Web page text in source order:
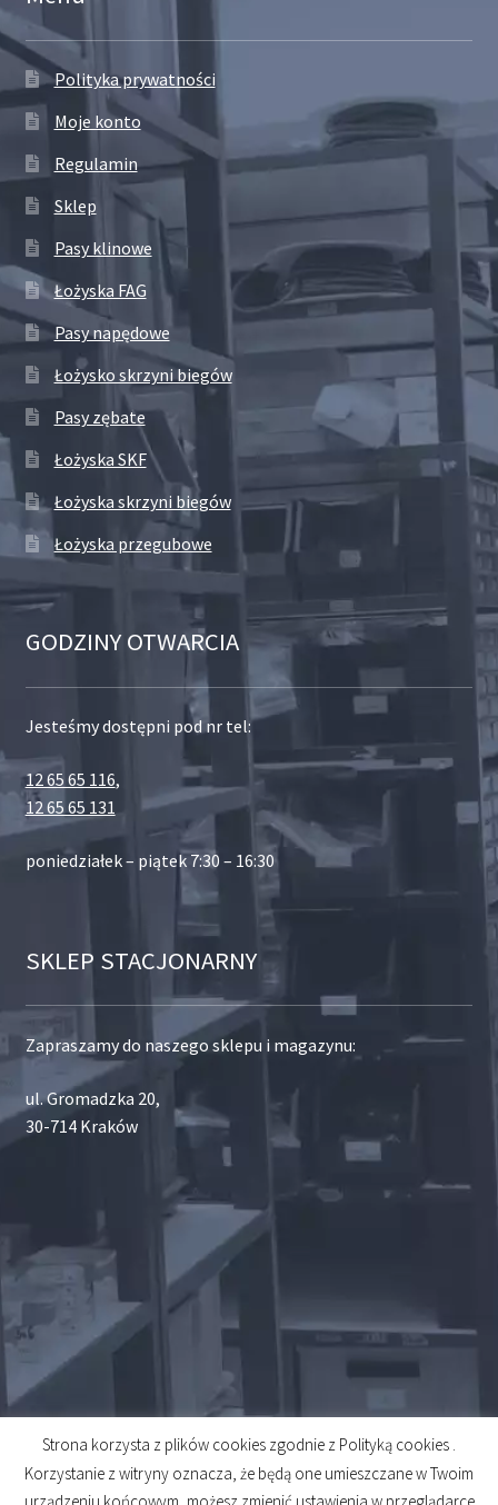
Polityka prywatności
Moje konto
Regulamin
Sklep
Pasy klinowe
Łożyska FAG
Pasy napędowe
Łożysko skrzyni biegów
Pasy zębate
Łożyska SKF
Łożyska skrzyni biegów
Łożyska przegubowe
GODZINY OTWARCIA
Jesteśmy dostępni pod nr tel:
12 65 65 116,
12 65 65 131
poniedziałek – piątek 7:30 – 16:30
SKLEP STACJONARNY
Zapraszamy do naszego sklepu i magazynu:
ul. Gromadzka 20,
30-714 Kraków
© 2026
Created byMidero
Strona korzysta z plików cookies zgodnie z Polityką cookies .
Korzystanie z witryny oznacza, że będą one umieszczane w Twoim